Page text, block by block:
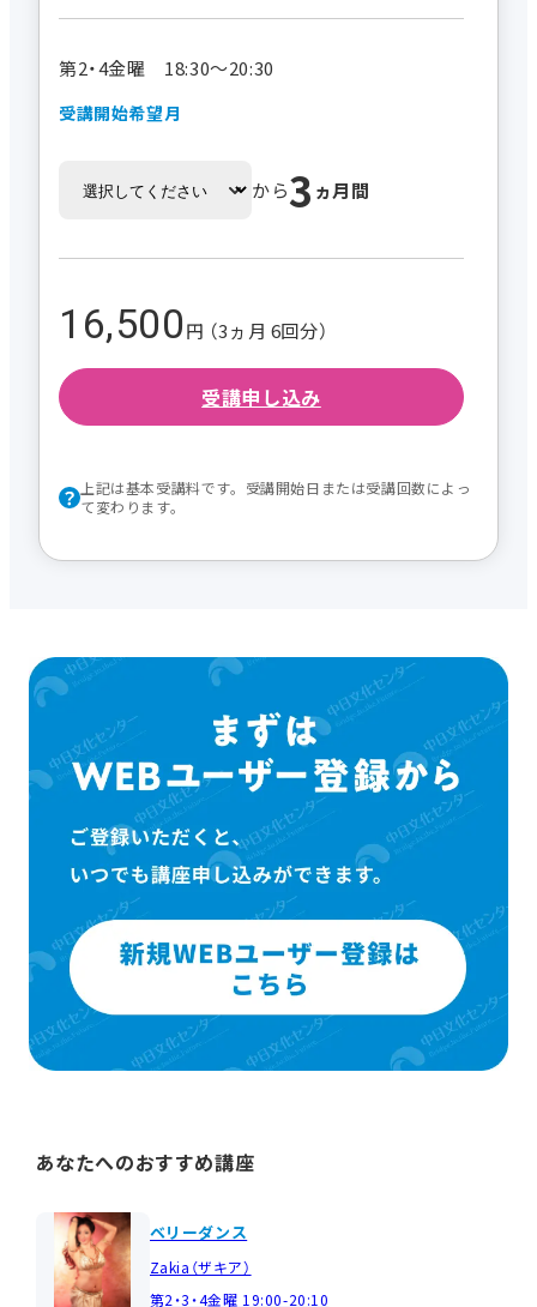
第2・4金曜 18:30～20:30
受講開始希望月
から3 ヵ月間
16,500円 （3ヵ月 6回分）
受講申し込み
上記は基本受講料です。受講開始日または受講回数によっ
て変わります。
あなたへのおすすめ講座
ベリーダンス
Zakia（ザキア）
第2・3・4金曜 19:00-20:10